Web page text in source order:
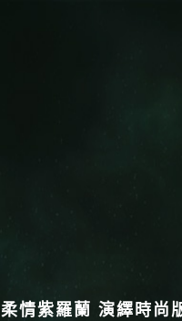
柔情紫羅蘭 演繹時